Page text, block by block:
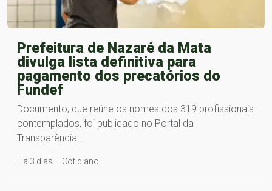
Prefeitura de Nazaré da Mata
divulga lista definitiva para
pagamento dos precatórios do
Fundef
Documento, que reúne os nomes dos 319 profissionais
contemplados, foi publicado no Portal da
Transparência…
Há 3 dias – Cotidiano